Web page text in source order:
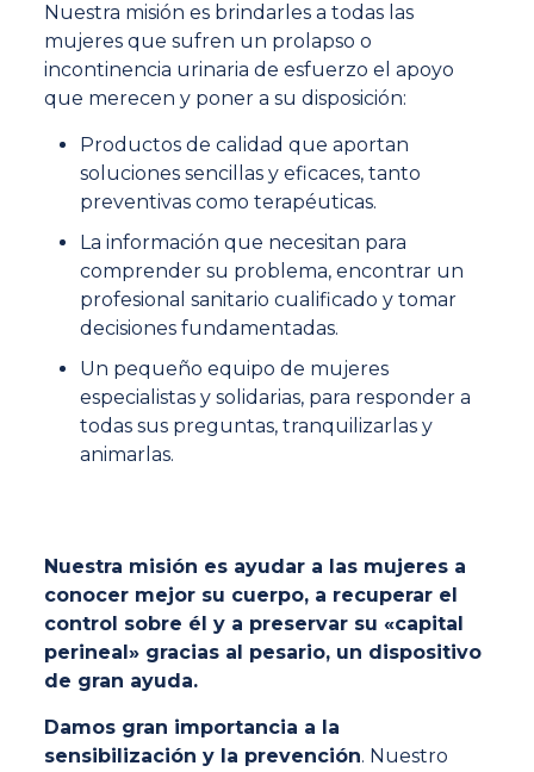
Nuestra misión es brindarles a todas las
mujeres que sufren un prolapso o
incontinencia urinaria de esfuerzo el apoyo
que merecen y poner a su disposición:
Productos de calidad que aportan
soluciones sencillas y eficaces, tanto
preventivas como terapéuticas.
La información que necesitan para
comprender su problema, encontrar un
profesional sanitario cualificado y tomar
decisiones fundamentadas.
Un pequeño equipo de mujeres
especialistas y solidarias, para responder a
todas sus preguntas, tranquilizarlas y
animarlas.
Nuestra misión es ayudar a las mujeres a
conocer mejor su cuerpo, a recuperar el
control sobre él y a preservar su «capital
perineal» gracias al pesario, un dispositivo
de gran ayuda.
Damos gran importancia a la
sensibilización y la prevención. Nuestro